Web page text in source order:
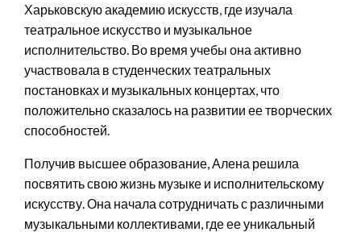
Харьковскую академию искусств, где изучала
театральное искусство и музыкальное
исполнительство. Во время учебы она активно
участвовала в студенческих театральных
постановках и музыкальных концертах, что
положительно сказалось на развитии ее творческих
способностей.
Получив высшее образование, Алена решила
посвятить свою жизнь музыке и исполнительскому
искусству. Она начала сотрудничать с различными
музыкальными коллективами, где ее уникальный